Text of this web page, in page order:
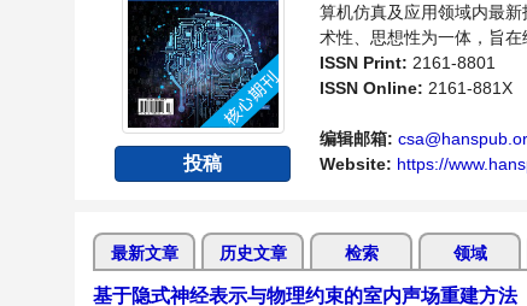
投稿
算机仿真及应用领域内最
术性、思想性为一体，旨
同方向问题与发展的交流平
ISSN Print: 2161-8801
ISSN Online: 2161-881X
编辑邮箱:
Website: https://
最新文章 历史文章 检索 领域
基于隐式神经表示与物理约束的室内声场重建方法